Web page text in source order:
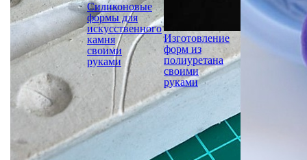
Силиконовые
формы для
искусственного
камня
своими
руками
Изготовление
форм из
полиуретана
своими
руками